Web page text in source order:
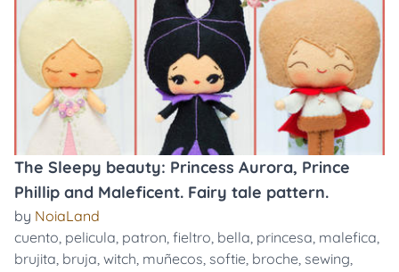
The Sleepy beauty: Princess Aurora, Prince
Phillip and Maleficent. Fairy tale pattern.
by NoiaLand
cuento, pelicula, patron, fieltro, bella, princesa, malefica,
brujita, bruja, witch, muñecos, softie, broche, sewing,